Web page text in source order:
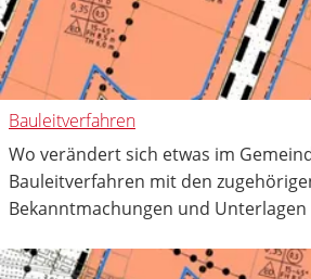
Bauleitverfahren
Wo verändert sich etwas im
Bauleitverfahren mit den
Bekanntmachungen und Unterlagen